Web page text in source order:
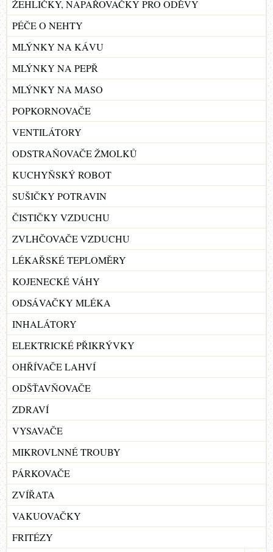
ŽEHLIČKY, NAPAŘOVAČKY PRO ODĚVY
PÉČE O NEHTY
MLÝNKY NA KÁVU
MLÝNKY NA PEPŘ
MLÝNKY NA MASO
POPKORNOVAČE
VENTILÁTORY
ODSTRAŇOVAČE ŽMOLKŮ
KUCHYŇSKÝ ROBOT
SUŠIČKY POTRAVIN
ČISTIČKY VZDUCHU
ZVLHČOVAČE VZDUCHU
LÉKAŘSKÉ TEPLOMĚRY
KOJENECKÉ VÁHY
ODSÁVAČKY MLÉKA
INHALÁTORY
ELEKTRICKÉ PŘIKRÝVKY
OHŘÍVAČE LAHVÍ
ODŠŤAVŇOVAČE
ZDRAVÍ
VYSAVAČE
MIKROVLNNÉ TROUBY
PÁRKOVAČE
ZVÍŘATA
VAKUOVAČKY
FRITÉZY